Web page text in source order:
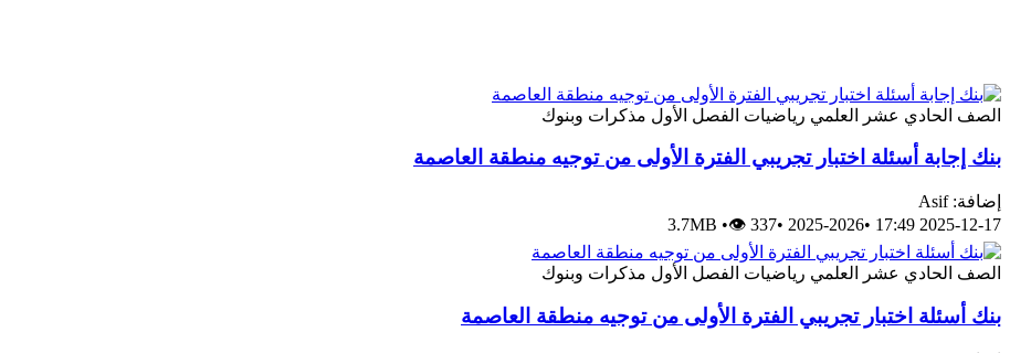
الصف الحادي عشر العلمي رياضيات الفصل الأول مذكرات وبنوك
بنك إجابة أسئلة اختبار تجريبي الفترة الأولى من توجيه منطقة العاصمة
إضافة: Asif
2025-12-17 17:49
•
2025-2026
•
3.7MB •👁 337
الصف الحادي عشر العلمي رياضيات الفصل الأول مذكرات وبنوك
بنك أسئلة اختبار تجريبي الفترة الأولى من توجيه منطقة العاصمة